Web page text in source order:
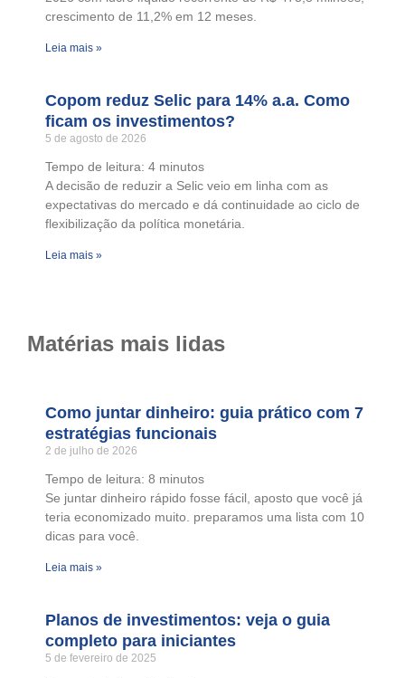
crescimento de 11,2% em 12 meses.
Leia mais »
Copom reduz Selic para 14% a.a. Como
ficam os investimentos?
5 de agosto de 2026
Tempo de leitura: 4 minutos
A decisão de reduzir a Selic veio em linha com as
expectativas do mercado e dá continuidade ao ciclo de
flexibilização da política monetária.
Leia mais »
Matérias mais lidas
Como juntar dinheiro: guia prático com 7
estratégias funcionais
2 de julho de 2026
Tempo de leitura: 8 minutos
Se juntar dinheiro rápido fosse fácil, aposto que você já
teria economizado muito. preparamos uma lista com 10
dicas para você.
Leia mais »
Planos de investimentos: veja o guia
completo para iniciantes
5 de fevereiro de 2025